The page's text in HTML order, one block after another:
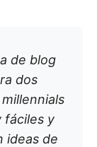
de blog
dos
fáciles y
ideas de